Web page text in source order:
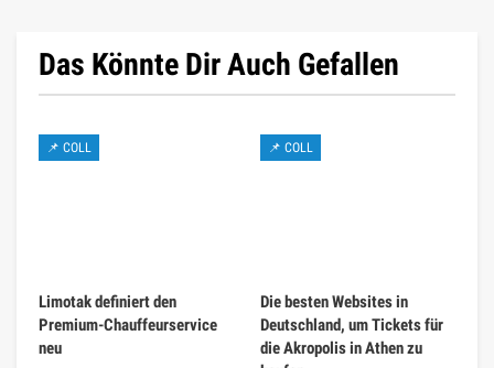
Das Könnte Dir Auch Gefallen
📌 COLL
Limotak definiert den
Premium-Chauffeurservice
neu
📌 COLL
Die besten Websites in
Deutschland, um Tickets für
die Akropolis in Athen zu